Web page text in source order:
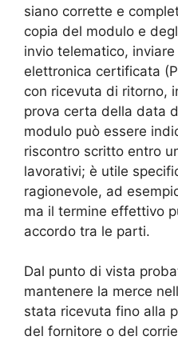
siano corrette e
copia del modulo e
invio telematico,
elettronica certificata
con ricevuta di ritorno,
prova certa della data
modulo può essere
riscontro scritto entro
lavorativi; è utile
ragionevole, ad
ma il termine effettivo
accordo tra le parti.
Dal punto di vista
mantenere la merce
stata ricevuta fino alla
del fornitore o del